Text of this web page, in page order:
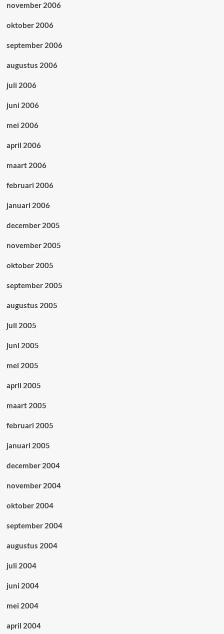
november 2006
oktober 2006
september 2006
augustus 2006
juli 2006
juni 2006
mei 2006
april 2006
maart 2006
februari 2006
januari 2006
december 2005
november 2005
oktober 2005
september 2005
augustus 2005
juli 2005
juni 2005
mei 2005
april 2005
maart 2005
februari 2005
januari 2005
december 2004
november 2004
oktober 2004
september 2004
augustus 2004
juli 2004
juni 2004
mei 2004
april 2004